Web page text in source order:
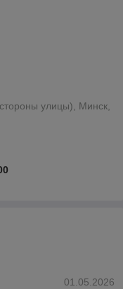
улицы), Минск,
01.05.2026